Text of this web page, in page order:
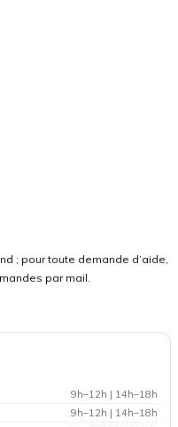
; pour toute demande d’aide,
par mail.
9h–12h | 14h–18h
9h–12h | 14h–18h